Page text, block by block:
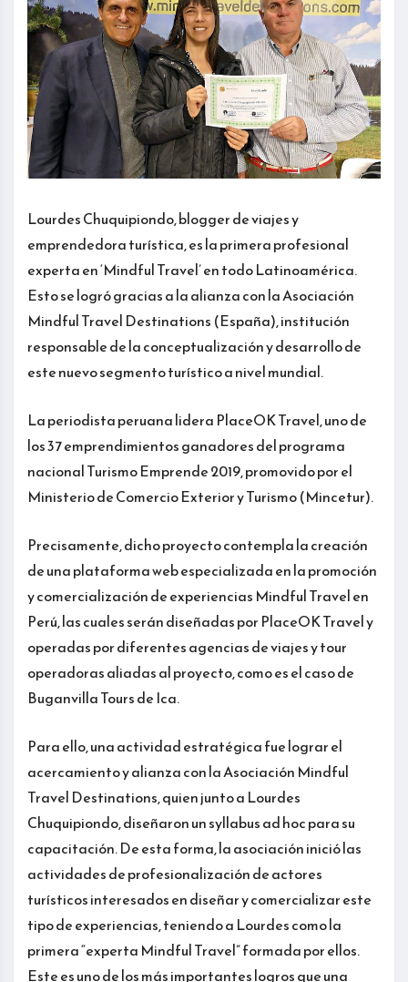
Lourdes Chuquipiondo, blogger de viajes y
emprendedora turística, es la primera profesional
experta en ‘Mindful Travel’ en todo Latinoamérica.
Esto se logró gracias a la alianza con la Asociación
Mindful Travel Destinations (España), institución
responsable de la conceptualización y desarrollo de
este nuevo segmento turístico a nivel mundial.
La periodista peruana lidera PlaceOK Travel, uno de
los 37 emprendimientos ganadores del programa
nacional Turismo Emprende 2019, promovido por el
Ministerio de Comercio Exterior y Turismo (Mincetur).
Precisamente, dicho proyecto contempla la creación
de una plataforma web especializada en la promoción
y comercialización de experiencias Mindful Travel en
Perú, las cuales serán diseñadas por PlaceOK Travel y
operadas por diferentes agencias de viajes y tour
operadoras aliadas al proyecto, como es el caso de
Buganvilla Tours de Ica.
Para ello, una actividad estratégica fue lograr el
acercamiento y alianza con la Asociación Mindful
Travel Destinations, quien junto a Lourdes
Chuquipiondo, diseñaron un syllabus ad hoc para su
capacitación. De esta forma, la asociación inició las
actividades de profesionalización de actores
turísticos interesados en diseñar y comercializar este
tipo de experiencias, teniendo a Lourdes como la
primera “experta Mindful Travel” formada por ellos.
Este es uno de los más importantes logros que una